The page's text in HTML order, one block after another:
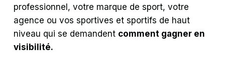
professionnel, votre marque de sport, votre
agence ou vos sportives et sportifs de haut
niveau qui se demandent comment gagner en
visibilité.